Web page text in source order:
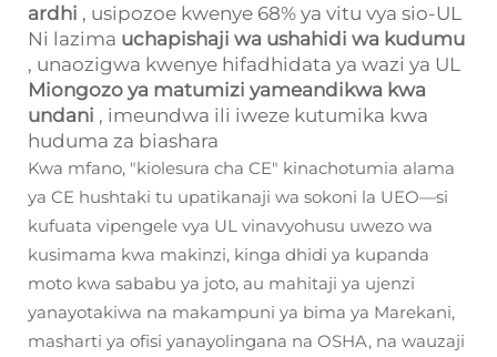
ardhi , usipozoe kwenye 68% ya vitu vya sio-UL
Ni lazima uchapishaji wa ushahidi wa kudumu
, unaozigwa kwenye hifadhidata ya wazi ya UL
Miongozo ya matumizi yameandikwa kwa
undani , imeundwa ili iweze kutumika kwa
huduma za biashara
Kwa mfano, "kiolesura cha CE" kinachotumia alama
ya CE hushtaki tu upatikanaji wa sokoni la UEO—si
kufuata vipengele vya UL vinavyohusu uwezo wa
kusimama kwa makinzi, kinga dhidi ya kupanda
moto kwa sababu ya joto, au mahitaji ya ujenzi
yanayotakiwa na makampuni ya bima ya Marekani,
masharti ya ofisi yanayolingana na OSHA, na wauzaji